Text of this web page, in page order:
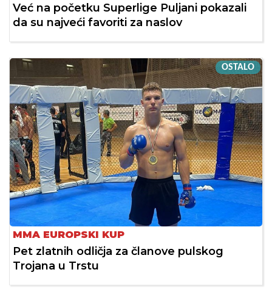
Već na početku Superlige Puljani pokazali
da su najveći favoriti za naslov
OSTALO
MMA EUROPSKI KUP
Pet zlatnih odličja za članove pulskog
Trojana u Trstu